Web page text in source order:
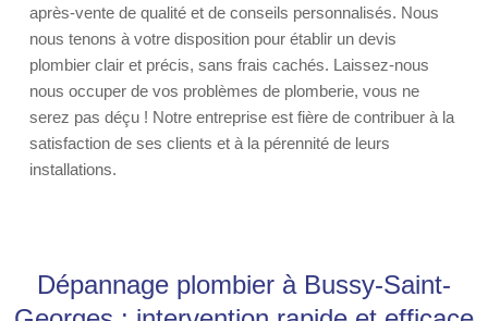
après-vente de qualité et de conseils personnalisés. Nous
nous tenons à votre disposition pour établir un devis
plombier clair et précis, sans frais cachés. Laissez-nous
nous occuper de vos problèmes de plomberie, vous ne
serez pas déçu ! Notre entreprise est fière de contribuer à la
satisfaction de ses clients et à la pérennité de leurs
installations.
Dépannage plombier à Bussy-Saint-